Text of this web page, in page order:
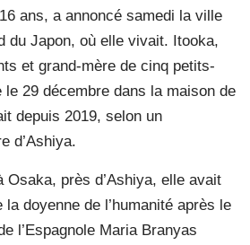
ans, a annoncé samedi la ville
du Japon, où elle vivait. Itooka,
et grand-mère de cinq petits-
29 décembre dans la maison de
depuis 2019, selon un
d’Ashiya.
Osaka, près d’Ashiya, elle avait
doyenne de l’humanité après le
l’Espagnole Maria Branyas